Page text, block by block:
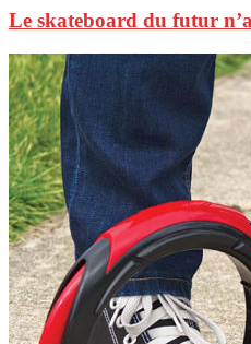
Le skateboard du futur